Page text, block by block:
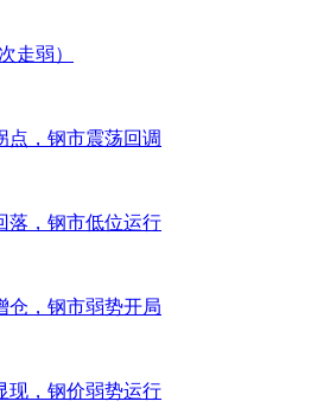
走弱）
点，钢市震荡回调
落，钢市低位运行
仓，钢市弱势开局
现，钢价弱势运行